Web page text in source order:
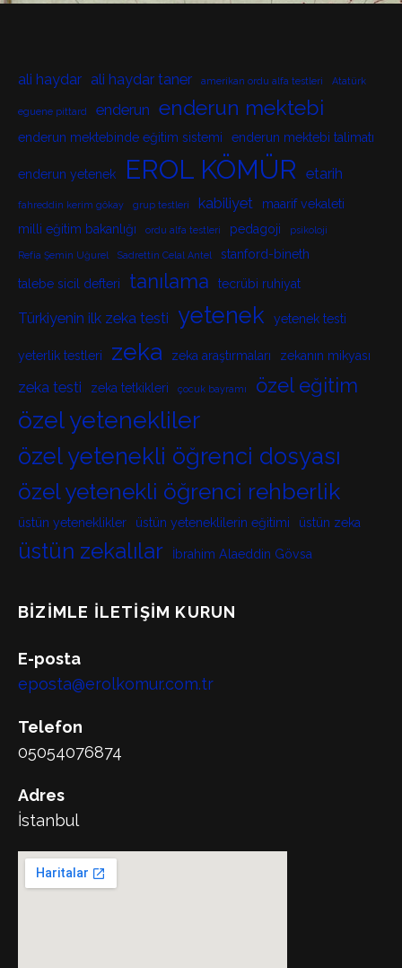
ali haydar ali haydar taner amerikan ordu alfa testleri Atatürk
eguene pittard enderun enderun mektebi
enderun mektebinde eğitim sistemi enderun mektebi talimatı
enderun yetenek EROL KÖMÜR etarih
fahreddin kerim gökay grup testleri kabiliyet
maarif vekaleti
milli eğitim bakanlığı
ordu alfa testleri pedagoji psikoloji
Refia Şemin Uğurel Sadrettin Celal Antel stanford-bineth
talebe sicil defteri tanılama tecrübi ruhiyat
Türkiyenin ilk zeka testi yetenek yetenek testi
yeterlik testleri zeka zeka araştırmaları zekanın mikyası
zeka testi zeka tetkikleri çocuk bayramı özel eğitim
özel yetenekliler
özel yetenekli öğrenci dosyası
özel yetenekli öğrenci rehberlik
üstün yeteneklikler üstün yeteneklilerin eğitimi üstün zeka
üstün zekalılar İbrahim Alaeddin Gövsa
BIZIMLE İLETIŞIM KURUN
E-posta
eposta@erolkomur.com.tr
Telefon
05054076874
Adres
İstanbul